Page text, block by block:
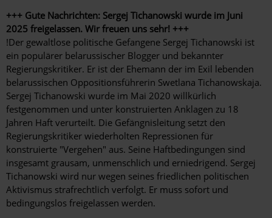
+++ Gute Nachrichten: Sergej Tichanowski wurde im Juni
2025 freigelassen. Wir freuen uns sehr! +++
!Der gewaltlose politische Gefangene Sergej Tichanowski ist
ein populärer belarussischer Blogger und bekannter
Regierungskritiker. Er ist der Ehemann der im Exil lebenden
belarussischen Oppositionsführerin Swetlana Tichanowskaja.
Sergej Tichanowski wurde im Mai 2020 willkürlich
festgenommen und unter konstruierten Anklagen zu 18
Jahren Haft verurteilt. Die Gefängnisleitung setzt den
Regierungskritiker wiederholten Repressionen für
konstruierte "Vergehen" aus. Seine Haftbedingungen sind
insgesamt grausam, unmenschlich und erniedrigend. Sergej
Tichanowski wird nur wegen seines friedlichen politischen
Aktivismus strafrechtlich verfolgt. Er muss sofort und
bedingungslos freigelassen werden.